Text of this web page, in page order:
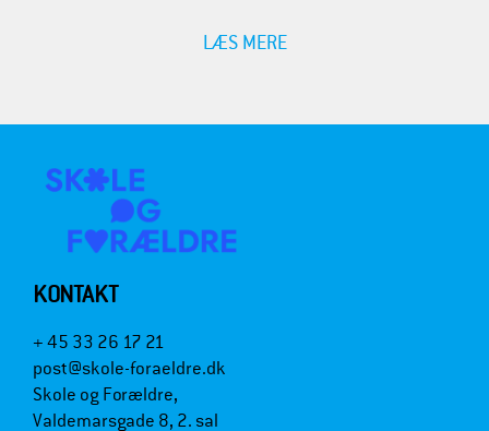
LÆS MERE
KONTAKT
+ 45 33 26 17 21
post@skole-foraeldre.dk
Skole og Forældre,
Valdemarsgade 8, 2. sal